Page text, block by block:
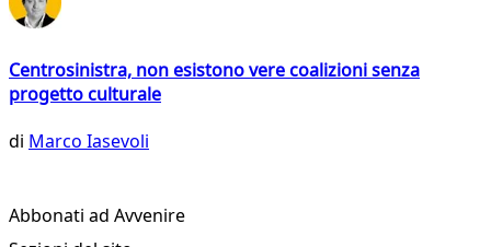
Centrosinistra, non esistono vere coalizioni senza
progetto culturale
di Marco Iasevoli
Abbonati ad Avvenire